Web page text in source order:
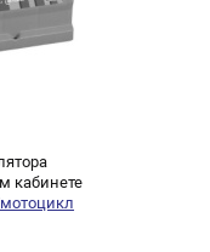
кабинете